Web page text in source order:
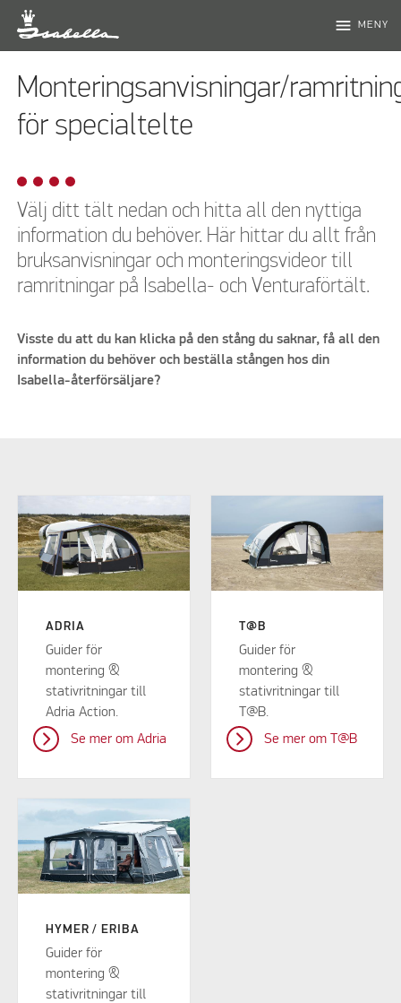
menu MENY
Monteringsanvisningar/
för specialtelte
Välj ditt tält nedan och hitta all den nyttiga
information du behöver. Här hittar du allt från
bruksanvisningar och monteringsvideor till
ramritningar på Isabella- och Venturaförtält.
Visste du att du kan klicka på den stång du saknar, få all den
information du behöver och beställa stången hos din
Isabella-återförsäljare?
ADRIA
Guider för
montering &
stativritningar till
Adria Action.
Se mer om Adria
T@B
Guider för
montering &
stativritningar till
T@B.
Se mer om T@B
HYMER / ERIBA
Guider för
montering &
stativritningar till